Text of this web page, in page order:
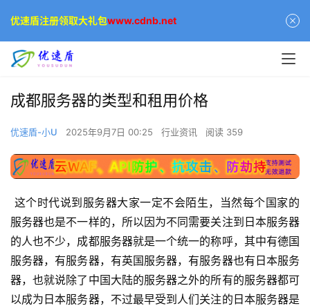
成都服务器的类型和租用价格
优速盾-小U 2025年9月7日 00:25 行业资讯 阅读 359
服务器也是不一样的，所以因为不同需要关注到日本服务器
的人也不少，成都服务器就是一个统一的称呼，其中有德国
服务器，有服务器，有英国服务器，有服务器也有日本服务
器，也就说除了中国大陆的服务器之外的所有的服务器都可
以成为日本服务器，不过最早受到人们关注的日本服务器是
优速盾注册领取大礼包www.cdnb.net